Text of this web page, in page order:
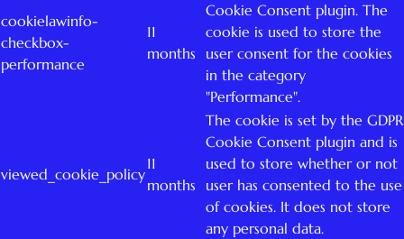
cookielawinfo-
checkbox-
performance
11
months
Cookie Consent plugin. The
cookie is used to store the
user consent for the cookies
in the category
"Performance".
viewed_cookie_policy
11
months
The cookie is set by the GDPR
Cookie Consent plugin and is
used to store whether or not
user has consented to the use
of cookies. It does not store
any personal data.